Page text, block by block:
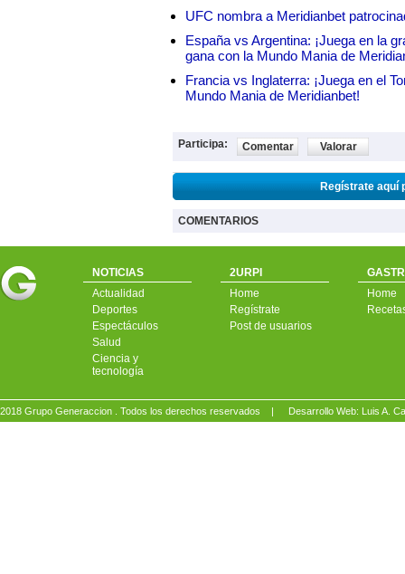
UFC nombra a Meridianbet
España vs Argentina: ¡Juega en la
gana con la Mundo Mania de
Francia vs Inglaterra: ¡Juega en el
Mundo Mania de Meridianbet!
Participa: Comentar Valorar
Regístrate aquí
COMENTARIOS
NOTICIAS
Actualidad
Deportes
Espectáculos
Salud
Ciencia y
tecnología
2URPI
Home
Regístrate
Post de usuarios
Home
2018 Grupo Generaccion . Todos los derechos reservados | Desarrollo Web: Luis